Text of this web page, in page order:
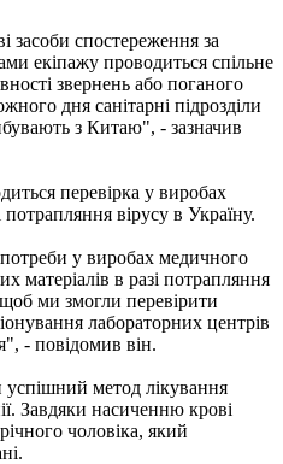
засоби спостереження за
екіпажу проводиться спільне
звернень або поганого
дня санітарні підрозділи
з Китаю", - зазначив
перевірка у виробах
вірусу в Україну.
у виробах медичного
матеріалів в разі потрапляння
ми змогли перевірити
лабораторних центрів
- повідомив він.
метод лікування
Завдяки насиченню крові
чоловіка, який